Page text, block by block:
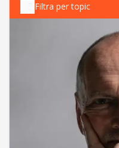
Filtra per topic